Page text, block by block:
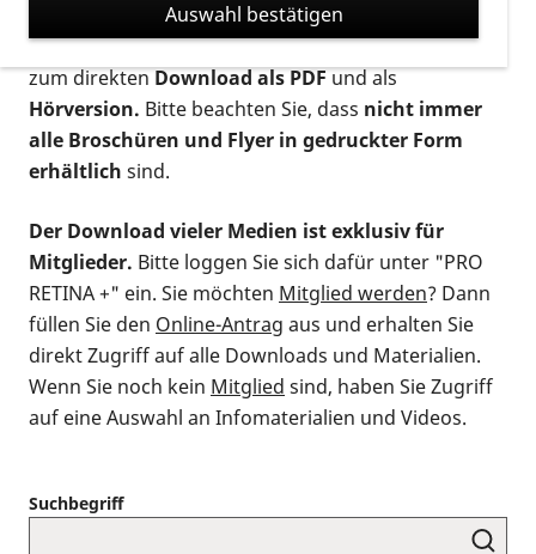
verschiedenen Formaten angeboten: zur
postalischen Bestellung als gedruckte Variante
zum direktenDownload als PDFund als
Hörversion. Bitte beachten Sie, dass nicht immer
alle Broschüren und Flyer in gedruckter Form
erhältlich sind.
Der Download vieler Medien ist exklusiv für
Mitglieder. Bitte loggen Sie sich dafür unter "PRO
RETINA +" ein. Sie möchten Mitglied werden? Dann
füllen Sie den Online-Antrag aus und erhalten Sie
direkt Zugriff auf alle Downloads und Materialien.
Wenn Sie noch kein Mitglied sind, haben Sie Zugriff
auf eine Auswahl an Infomaterialien und Videos.
Suchbegriff
Auswahl bestätigen